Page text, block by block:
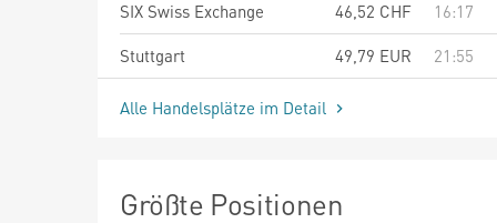
SIX Swiss Exchange
46,52 CHF
16:17
Stuttgart
49,79 EUR 21:55
Alle Handelsplätze im Detail
Größte Positionen